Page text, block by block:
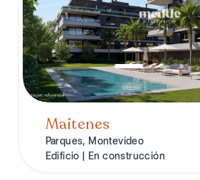
Maitenes
Parques, Montevideo
Edificio | En construcción